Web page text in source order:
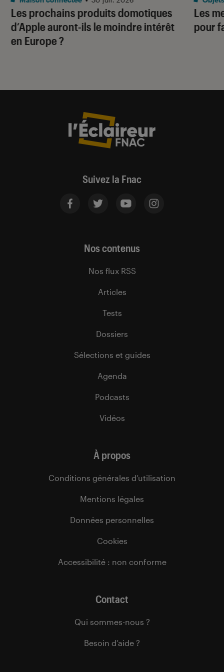
Les prochains produits domotiques
d’Apple auront-ils le moindre intérêt
en Europe ?
Les
pour
Suivez la Fnac
Nos contenus
Nos flux RSS
Articles
Tests
Dossiers
Sélections et guides
Agenda
Podcasts
Vidéos
À propos
Conditions générales d’utilisation
Mentions légales
Données personnelles
Cookies
Accessibilité : non conforme
Contact
Qui sommes-nous ?
Besoin d’aide ?